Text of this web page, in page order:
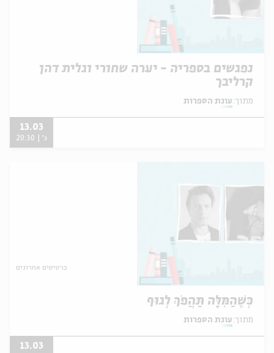
נפגשים בספריה - יערה שחורי וגלית דהן
קרליבך
מתוך: עונת הספרות
13.03
ג' | 20:30
כרטיסים אחרונים
כְּשֶׁהַמִּלָּה תַּהֲפֹךְ לְגוּף
מתוך: עונת הספרות
13.03